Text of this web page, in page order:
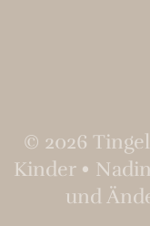
© 2026
Kinder •
und